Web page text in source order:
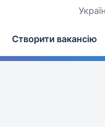
Створити вакансію